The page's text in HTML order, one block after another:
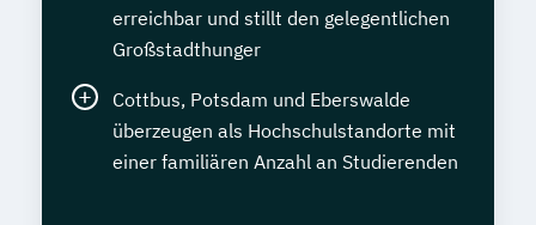
erreichbar und stillt den gelegentlichen
Großstadthunger
Cottbus, Potsdam und Eberswalde
überzeugen als Hochschulstandorte mit
einer familiären Anzahl an Studierenden